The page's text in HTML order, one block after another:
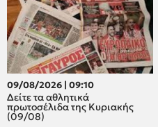
09/08/2026 | 09:10
Δείτε τα αθλητικά
πρωτοσέλιδα της Κυριακής
(09/08)